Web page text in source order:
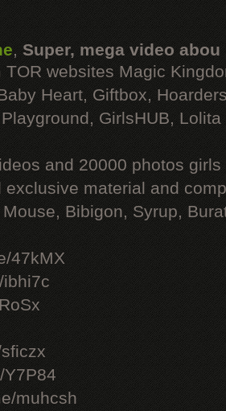
, Super, mega video abou
TOR websites Magic
Heart, Giftbox,
GirlsHUB, Lolita
and 20000 photos
exclusive material and
Bibigon, Syrup,
47kMX
ibhi7c
muhcsh